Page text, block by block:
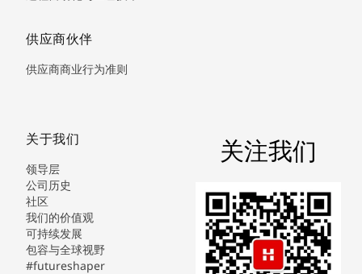
供应商伙伴
供应商商业行为准则
关于我们
领导层
公司历史
社区
我们的价值观
可持续发展
包容与全球视野
#futureshaper
关注我们